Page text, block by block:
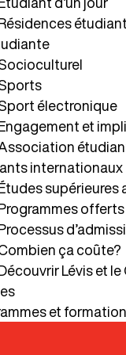
électronique
et
internationaux
supérieures
offerts
ça coûte?
Lévis et
et